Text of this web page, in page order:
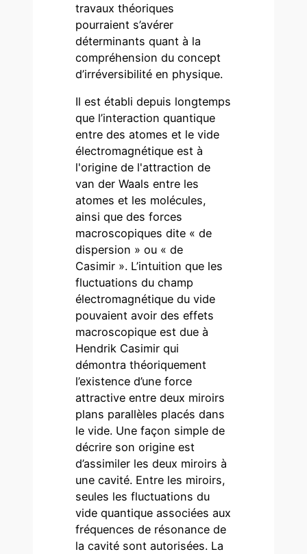
travaux théoriques
pourraient s’avérer
déterminants quant à la
compréhension du concept
d’irréversibilité en physique.
Il est établi depuis longtemps
que l’interaction quantique
entre des atomes et le vide
électromagnétique est à
l'origine de l'attraction de
van der Waals entre les
atomes et les molécules,
ainsi que des forces
macroscopiques dite « de
dispersion » ou « de
Casimir ». L’intuition que les
fluctuations du champ
électromagnétique du vide
pouvaient avoir des effets
macroscopique est due à
Hendrik Casimir qui
démontra théoriquement
l’existence d’une force
attractive entre deux miroirs
plans parallèles placés dans
le vide. Une façon simple de
décrire son origine est
d’assimiler les deux miroirs à
une cavité. Entre les miroirs,
seules les fluctuations du
vide quantique associées aux
fréquences de résonance de
la cavité sont autorisées. La